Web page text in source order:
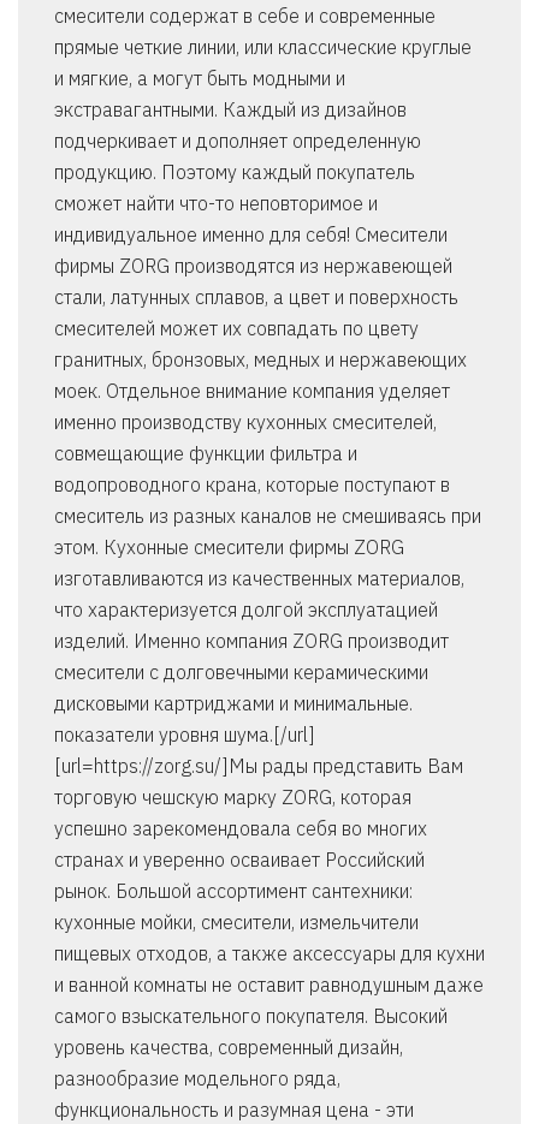
смесители содержат в себе и современные
прямые четкие линии, или классические круглые
и мягкие, а могут быть модными и
экстравагантными. Каждый из дизайнов
подчеркивает и дополняет определенную
продукцию. Поэтому каждый покупатель
сможет найти что-то неповторимое и
индивидуальное именно для себя! Смесители
фирмы ZORG производятся из нержавеющей
стали, латунных сплавов, а цвет и поверхность
смесителей может их совпадать по цвету
гранитных, бронзовых, медных и нержавеющих
моек. Отдельное внимание компания уделяет
именно производству кухонных смесителей,
совмещающие функции фильтра и
водопроводного крана, которые поступают в
смеситель из разных каналов не смешиваясь при
этом. Кухонные смесители фирмы ZORG
изготавливаются из качественных материалов,
что характеризуется долгой эксплуатацией
изделий. Именно компания ZORG производит
смесители с долговечными керамическими
дисковыми картриджами и минимальные.
показатели уровня шума.[/url]
[url=https://zorg.su/]Мы рады представить Вам
торговую чешскую марку ZORG, которая
успешно зарекомендовала себя во многих
странах и уверенно осваивает Российский
рынок. Большой ассортимент сантехники:
кухонные мойки, смесители, измельчители
пищевых отходов, а также аксессуары для кухни
и ванной комнаты не оставит равнодушным даже
самого взыскательного покупателя. Высокий
уровень качества, современный дизайн,
разнообразие модельного ряда,
функциональность и разумная цена - эти